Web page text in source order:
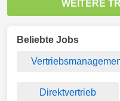
WEITERE
Beliebte Jobs
Direktvertrieb